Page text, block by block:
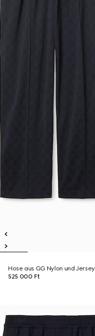
Hose aus GG Nylon und Jersey
525 000 Ft